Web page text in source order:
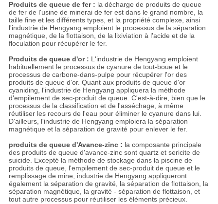
Produits de queue de fer : la décharge de produits de queue
de fer de l'usine de minerai de fer est dans le grand nombre, la
taille fine et les différents types, et la propriété complexe, ainsi
l'industrie de Hengyang emploient le processus de la séparation
magnétique, de la flottaison, de la lixiviation à l'acide et de la
floculation pour récupérer le fer.
Produits de queue d'or : L'industrie de Hengyang emploient
habituellement le processus de cyanure de tout-boue et le
processus de carbone-dans-pulpe pour récupérer l'or des
produits de queue d'or. Quant aux produits de queue d'or
cyaniding, l'industrie de Hengyang appliquera la méthode
d'empilement de sec-produit de queue. C'est-à-dire, bien que le
processus de la classification et de l'asséchage, à même
réutiliser les recours de l'eau pour éliminer le cyanure dans lui.
D'ailleurs, l'industrie de Hengyang emploiera la séparation
magnétique et la séparation de gravité pour enlever le fer.
produits de queue d'Avance-zinc : la composante principale
des produits de queue d'avance-zinc sont quartz et sericite de
suicide. Excepté la méthode de stockage dans la piscine de
produits de queue, l'empilement de sec-produit de queue et le
remplissage de mine, industrie de Hengyang appliqueront
également la séparation de gravité, la séparation de flottaison, la
séparation magnétique, la gravité - séparation de flottaison, et
tout autre processus pour réutiliser les éléments précieux.